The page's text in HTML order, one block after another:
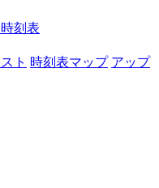
刻表
ト 時刻表マップ アップ